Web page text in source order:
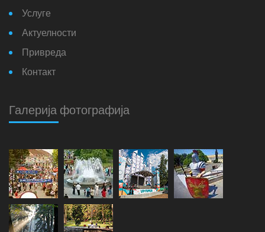
Услуге
Актуелности
Привреда
Контакт
Галерија фотографија